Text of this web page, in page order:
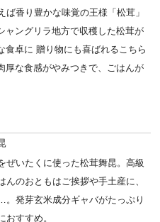
香り豊かな味覚の王様「松茸」
ャングリラ地方で収穫した松茸が
食卓に 贈り物にも喜ばれるこちら
厚な食感がやみつきで、ごはんが
ぜいたくに使った松茸舞昆。高級
んのおともはご挨拶や手土産に、
。発芽玄米成分ギャバがたっぷり
おすすめ。